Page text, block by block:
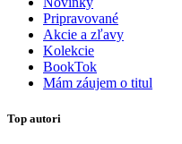
Pripravované
Akcie a zľavy
Kolekcie
BookTok
Mám záujem o titul
Top autori